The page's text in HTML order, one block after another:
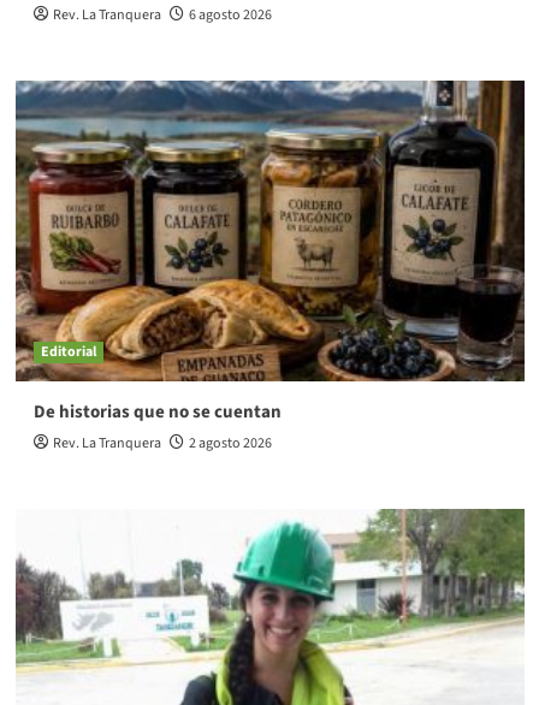
Rev. La Tranquera 6 agosto 2026
Editorial
De historias que no se cuentan
Rev. La Tranquera 2 agosto 2026